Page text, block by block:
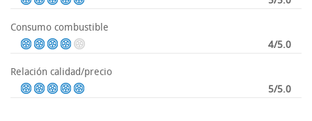
Consumo combustible
4/5.0
Relación calidad/precio
5/5.0